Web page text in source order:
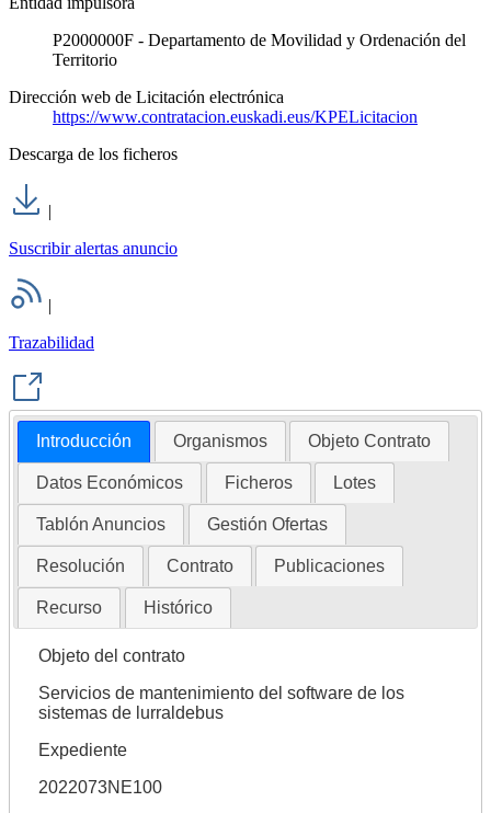
P2000000F - Departamento de Movilidad y Ordenación del
Territorio
Dirección web de Licitación electrónica
https://www.contratacion.euskadi.eus/KPELicitacion
Descarga de los ficheros
|
Suscribir alertas anuncio
|
Trazabilidad
Introducción Organismos Objeto Contrato
Datos Económicos Ficheros Lotes
Tablón Anuncios Gestión Ofertas
Resolución Contrato Publicaciones
Recurso Histórico
Objeto del contrato
Servicios de mantenimiento del software de los
sistemas de lurraldebus
Expediente
2022073NE100